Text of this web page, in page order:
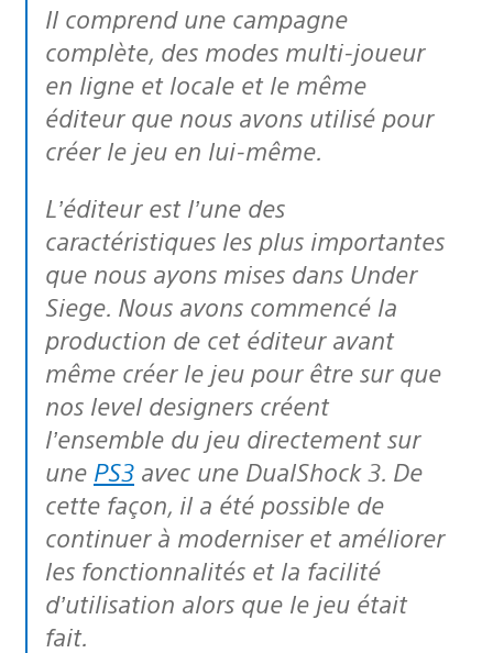
Il comprend une campagne
complète, des modes multi-joueur
en ligne et locale et le même
éditeur que nous avons utilisé pour
créer le jeu en lui-même.
L’éditeur est l’une des
caractéristiques les plus importantes
que nous ayons mises dans Under
Siege. Nous avons commencé la
production de cet éditeur avant
même créer le jeu pour être sur que
nos level designers créent
l’ensemble du jeu directement sur
une PS3 avec une DualShock 3. De
cette façon, il a été possible de
continuer à moderniser et améliorer
les fonctionnalités et la facilité
d’utilisation alors que le jeu était
fait.